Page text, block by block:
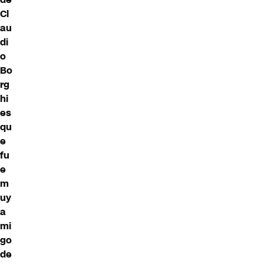
Cl
au
di
o
Bo
rg
hi
es
qu
e
fu
e
m
uy
a
mi
go
de